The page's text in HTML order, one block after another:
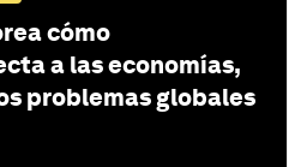
cómo
a las economías,
problemas globales